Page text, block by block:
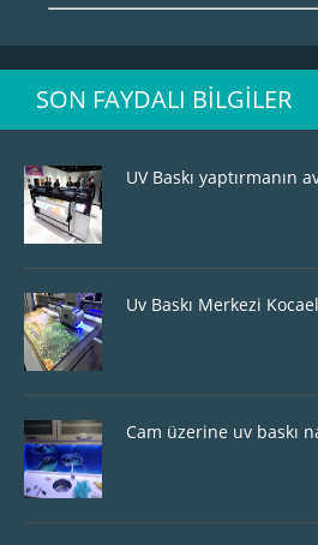
SON FAYDALI BILGILER
UV Baskı yaptırmanın
Uv Baskı Merkezi
Cam üzerine uv baskı